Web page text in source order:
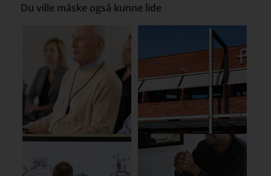
Du ville måske også kunne lide